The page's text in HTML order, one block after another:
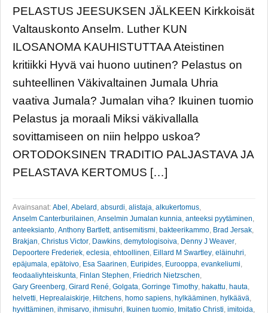
PELASTUS JEESUKSEN JÄLKEEN Kirkkoisät
Valtauskonto Anselm. Luther KUN
ILOSANOMA KAUHISTUTTAA Ateistinen
kritiikki Hyvä vai huono uutinen? Pelastus on
suhteellinen Väkivaltainen Jumala Uhria
vaativa Jumala? Jumalan viha? Ikuinen tuomio
Pelastus ja moraali Miksi väkivallalla
sovittamiseen on niin helppo uskoa?
ORTODOKSINEN TRADITIO PALJASTAVA JA
PELASTAVA KERTOMUS […]
Avainsanat: Abel , Abelard , absurdi, alistaja, alkukertomus,
Anselm Canterburilainen, Anselmin Jumalan kunnia, anteeksi pyytäminen,
anteeksianto, Anthony Bartlett, antisemitismi, bakteerikammo, Brad Jersak,
Brakjan, Christus Victor, Dawkins, demytologisoiva, Denny J Weaver,
Depoortere Frederiek, eclesia, ehtoollinen, Eillard M Swartley, eläinuhri,
epäjumala, epätoivo, Esa Saarinen, Euripides, Eurooppa, evankeliumi,
feodaaliyhteiskunta, Finlan Stephen, Friedrich Nietzschen,
Gary Greenberg, Girard René, Golgata, Gorringe Timothy, hakattu, hauta,
helvetti, Heprealaiskirje, Hitchens, homo sapiens, hylkääminen, hylkäävä,
hyvittäminen, ihmisarvo, ihmisuhri, Ikuinen tuomio, Imitatio Christi, imitoida,